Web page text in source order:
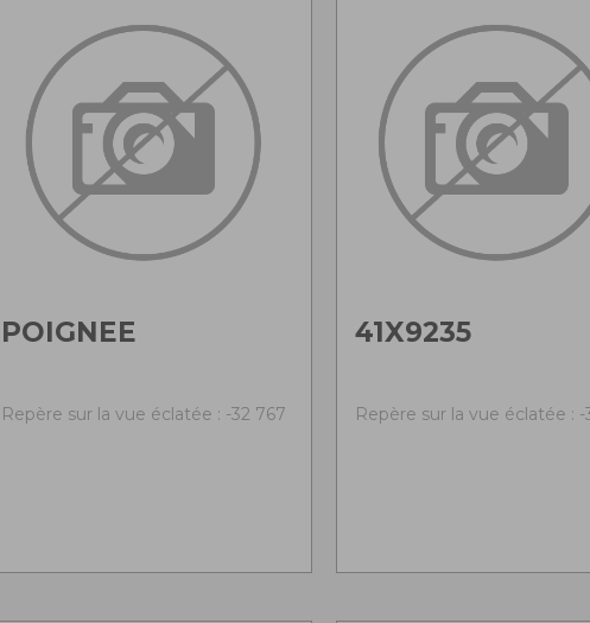
POIGNEE
Repère sur la vue éclatée : -32 767
41X9235
Repère sur la vue éclatée : -